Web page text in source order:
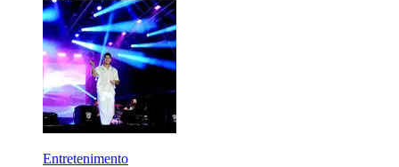
Entretenimento